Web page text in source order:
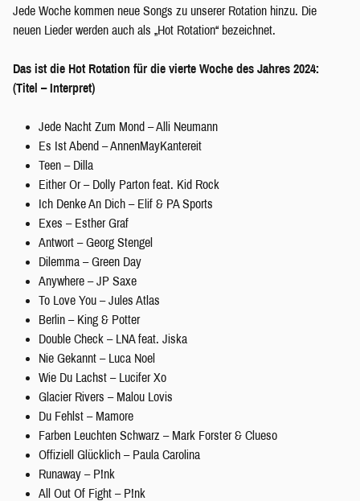
Jede Woche kommen neue Songs zu unserer Rotation hinzu. Die
neuen Lieder werden auch als „Hot Rotation“ bezeichnet.
Das ist die Hot Rotation für die vierte Woche des Jahres 2024:
(Titel – Interpret)
Jede Nacht Zum Mond – Alli Neumann
Es Ist Abend – AnnenMayKantereit
Teen – Dilla
Either Or – Dolly Parton feat. Kid Rock
Ich Denke An Dich – Elif & PA Sports
Exes – Esther Graf
Antwort – Georg Stengel
Dilemma – Green Day
Anywhere – JP Saxe
To Love You – Jules Atlas
Berlin – King & Potter
Double Check – LNA feat. Jiska
Nie Gekannt – Luca Noel
Wie Du Lachst – Lucifer Xo
Glacier Rivers – Malou Lovis
Du Fehlst – Mamore
Farben Leuchten Schwarz – Mark Forster & Clueso
Offiziell Glücklich – Paula Carolina
Runaway – P!nk
All Out Of Fight – P!nk